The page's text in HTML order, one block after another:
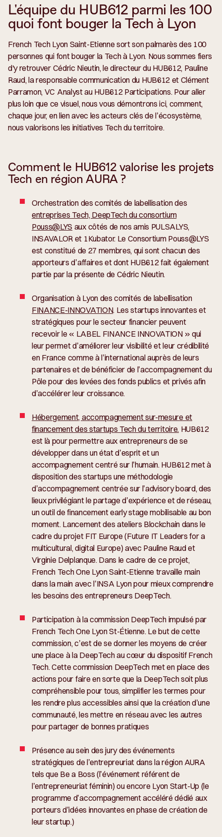
L'équipe du HUB612 parmi les 100
quoi font bouger la Tech à Lyon
French Tech Lyon Saint-Etienne sort son palmarès des 100
personnes qui font bouger la Tech à Lyon. Nous sommes fiers
d'y retrouver Cédric Nieutin, le directeur du HUB612, Pauline
Raud, la responsable communication du HUB612 et Clément
Parramon, VC Analyst au HUB612 Participations. Pour aller
plus loin que ce visuel, nous vous démontrons ici, comment,
chaque jour, en lien avec les acteurs clés de l’écosystème,
nous valorisons les initiatives Tech du territoire.
Comment le HUB612 valorise les projets
Tech en région AURA ?
Orchestration des comités de labellisation des
entreprises Tech, DeepTech du consortium
Pouss@LYS aux côtés de nos amis PULSALYS,
INSAVALOR et 1Kubator. Le Consortium Pouss@LYS
est constitué de 27 membres, qui sont chacun des
apporteurs d’affaires et dont HUB612 fait également
partie par la présente de Cédric Nieutin.
Organisation à Lyon des comités de labellisation
FINANCE-INNOVATION. Les startups innovantes et
stratégiques pour le secteur financier peuvent
recevoir le « LABEL FINANCE INNOVATION » qui
leur permet d’améliorer leur visibilité et leur crédibilité
en France comme à l’international auprès de leurs
partenaires et de bénéficier de l’accompagnement du
Pôle pour des levées des fonds publics et privés afin
d’accélérer leur croissance.
Hébergement, accompagnement sur-mesure et
financement des startups Tech du territoire. HUB612
est là pour permettre aux entrepreneurs de se
développer dans un état d’esprit et un
accompagnement centré sur l’humain. HUB612 met à
disposition des startups une méthodologie
d’accompagnement centrée sur l’advisory board, des
lieux privilégiant le partage d’expérience et de réseau,
un outil de financement early stage mobilisable au bon
moment. Lancement des ateliers Blockchain dans le
cadre du projet FIT Europe (Future IT Leaders for a
multicultural, digital Europe) avec Pauline Raud et
Virginie Delplanque. Dans le cadre de ce projet,
French Tech One Lyon Saint-Etienne travaille main
dans la main avec l’INSA Lyon pour mieux comprendre
les besoins des entrepreneurs DeepTech.
Participation à la commission DeepTech impulsé par
French Tech One Lyon St-Étienne. Le but de cette
commission, c’est de se donner les moyens de créer
une place à la DeepTech au cœur du dispositif French
Tech. Cette commission DeepTech met en place des
actions pour faire en sorte que la DeepTech soit plus
compréhensible pour tous, simplifier les termes pour
les rendre plus accessibles ainsi que la création d’une
communauté, les mettre en réseau avec les autres
pour partager de bonnes pratiques
Présence au sein des jury des événements
stratégiques de l’entrepreuriat dans la région AURA
tels que Be a Boss (l’événement référent de
l’entrepreneuriat féminin) ou encore Lyon Start-Up (le
programme d’accompagnement accéléré dédié aux
porteurs d’idées innovantes en phase de création de
leur startup.)